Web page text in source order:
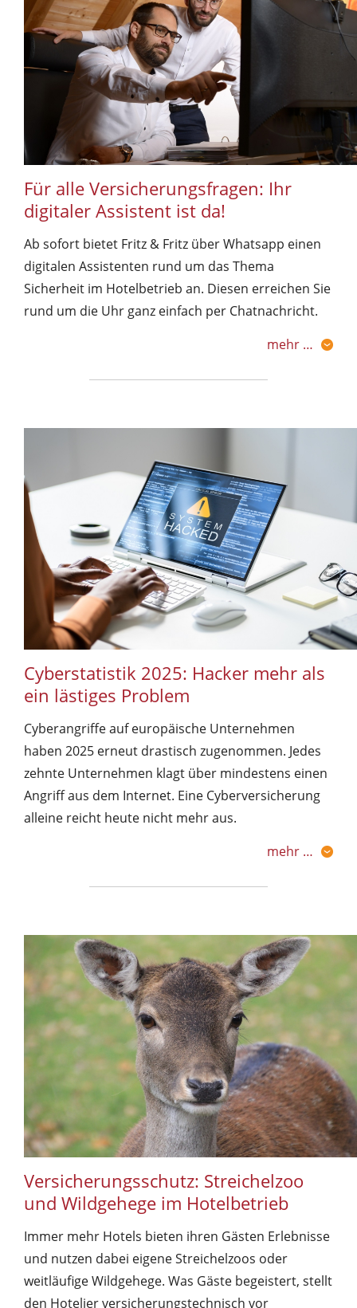
Für alle Versicherungsfragen: Ihr
digitaler Assistent ist da!
Ab sofort bietet Fritz & Fritz über Whatsapp einen
digitalen Assistenten rund um das Thema
Sicherheit im Hotelbetrieb an. Diesen erreichen Sie
rund um die Uhr ganz einfach per Chatnachricht.
mehr …
Cyberstatistik 2025: Hacker mehr als
ein lästiges Problem
Cyberangriffe auf europäische Unternehmen
haben 2025 erneut drastisch zugenommen. Jedes
zehnte Unternehmen klagt über mindestens einen
Angriff aus dem Internet. Eine Cyberversicherung
alleine reicht heute nicht mehr aus.
mehr …
Versicherungsschutz: Streichelzoo
und Wildgehege im Hotelbetrieb
Immer mehr Hotels bieten ihren Gästen Erlebnisse
und nutzen dabei eigene Streichelzoos oder
weitläufige Wildgehege. Was Gäste begeistert, stellt
den Hotelier versicherungstechnisch vor